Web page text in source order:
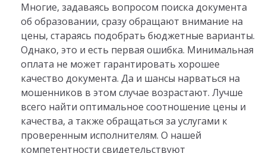
Многие, задаваясь вопросом поиска документа
об образовании, сразу обращают внимание на
цены, стараясь подобрать бюджетные варианты.
Однако, это и есть первая ошибка. Минимальная
оплата не может гарантировать хорошее
качество документа. Да и шансы нарваться на
мошенников в этом случае возрастают. Лучше
всего найти оптимальное соотношение цены и
качества, а также обращаться за услугами к
проверенным исполнителям. О нашей
компетентности свидетельствуют